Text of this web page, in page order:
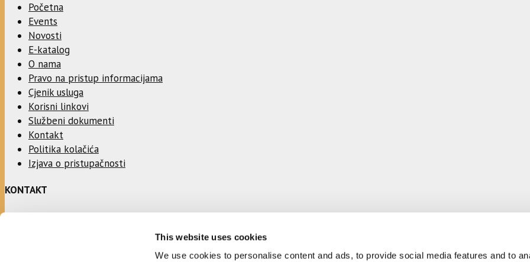
This website uses cookies
We use cookies to personalise content and ads, to provide social media features and to
Početna
Events
Novosti
E-katalog
O nama
Pravo na pristup informacijama
Cjenik usluga
Korisni linkovi
Službeni dokumenti
Kontakt
Politika kolačića
Izjava o pristupačnosti
KONTAKT